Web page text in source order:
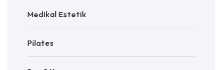
Medikal Estetik
Pilates